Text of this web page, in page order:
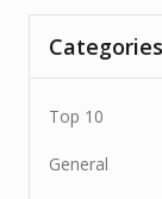
Categories
Top 10
General